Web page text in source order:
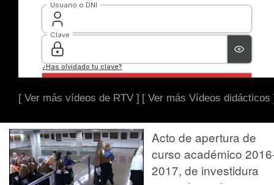
[ Ver más vídeos de RTV ] [ Ver más Vídeos didácticos
Acto de apertura de
curso académico
2017, de investidura